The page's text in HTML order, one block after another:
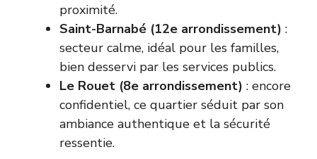
proximité.
Saint-Barnabé (12e arrondissement) :
secteur calme, idéal pour les familles,
bien desservi par les services publics.
Le Rouet (8e arrondissement) : encore
confidentiel, ce quartier séduit par son
ambiance authentique et la sécurité
ressentie.